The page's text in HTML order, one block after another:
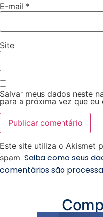
E-mail *
Site
Salvar meus dados neste
para a próxima vez que eu
Este site utiliza o Akismet
spam. Saiba como seus
comentários são